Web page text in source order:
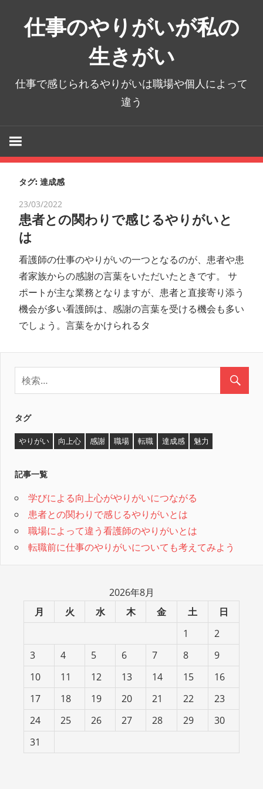
プ
仕事のやりがいが私の
生きがい
仕事で感じられるやりがいは職場や個人によって
違う
タグ: 達成感
23/03/2022
患者との関わりで感じるやりがいと
は
看護師の仕事のやりがいの一つとなるのが、患者や患
者家族からの感謝の言葉をいただいたときです。 サ
ポートが主な業務となりますが、患者と直接寄り添う
機会が多い看護師は、感謝の言葉を受ける機会も多い
でしょう。言葉をかけられるタ
タグ
やりがい 向上心 感謝 職場 転職 達成感 魅力
記事一覧
学びによる向上心がやりがいにつながる
患者との関わりで感じるやりがいとは
職場によって違う看護師のやりがいとは
転職前に仕事のやりがいについても考えてみよう
2026年8月
月
火 水 木 金 土
日
1
2
3
4 5 6 7 8
9
10
11 12 13 14 15
16
17
18 19 20 21 22
23
24
25 26 27 28 29
30
31